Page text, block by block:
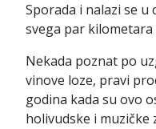
Sporada i nalazi se u
svega par
Nekada poznat po
vinove loze, pravi
godina kada su ovo
holivudske i muzičke